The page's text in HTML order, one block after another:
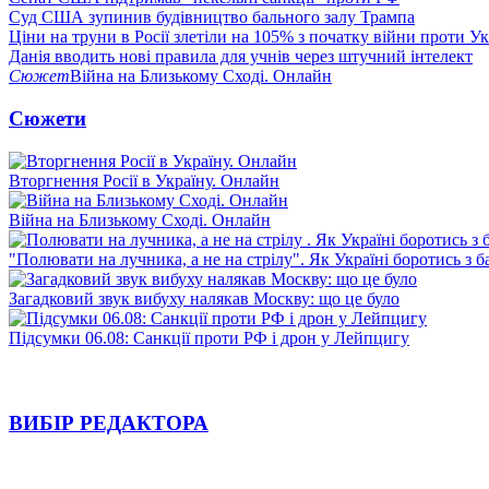
Суд США зупинив будівництво бального залу Трампа
Ціни на труни в Росії злетіли на 105% з початку війни проти
Данія вводить нові правила для учнів через штучний інтелект
СюжетВійна на Близькому Сході. Онлайн
Сюжети
Вторгнення Росії в Україну. Онлайн
Війна на Близькому Сході. Онлайн
"Полювати на лучника, а не на стрілу". Як Україні боротись з
Загадковий звук вибуху налякав Москву: що це було
Підсумки 06.08: Санкції проти РФ і дрон у Лейпцигу
ВИБІР РЕДАКТОРА